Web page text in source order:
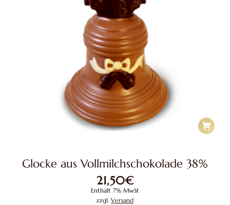
Glocke aus Vollmilchschokolade 38%
21,50€
Enthält 7% MwSt
zzgl. Versand